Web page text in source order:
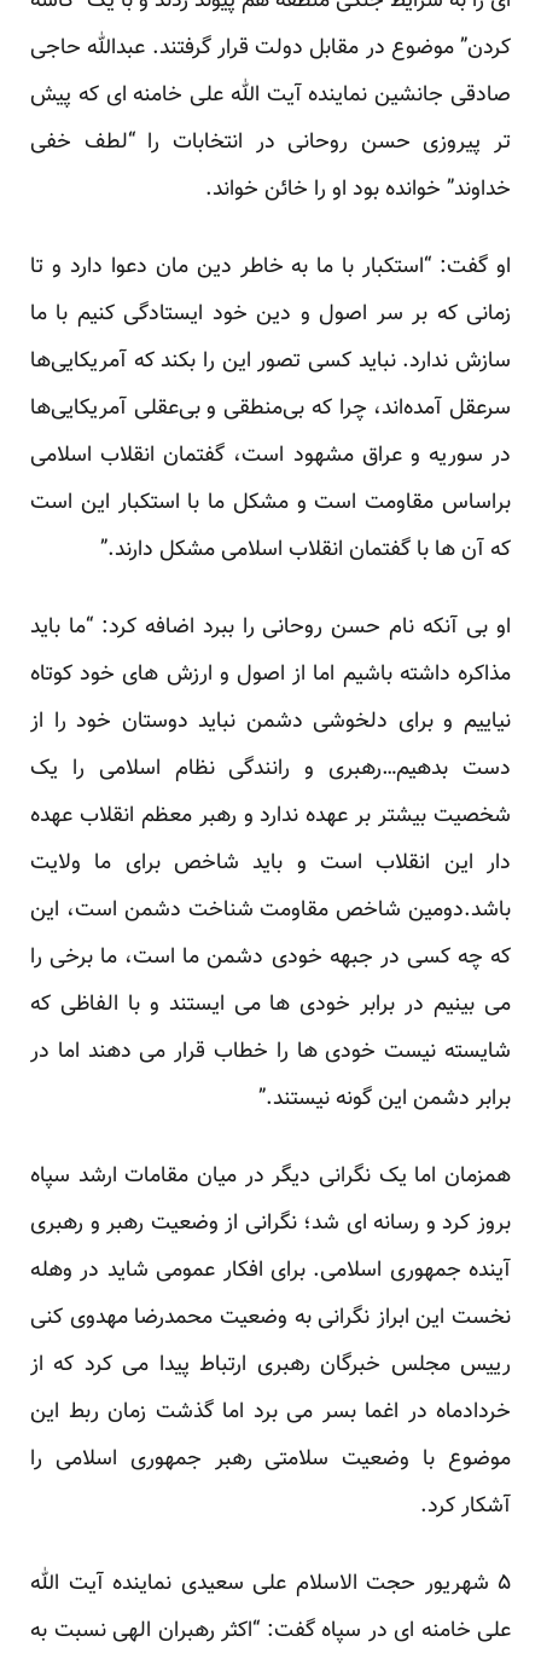
کردن” موضوع در مقابل دولت قرار گرفتند. عبدالله حاجی
صادقی جانشین نماینده آیت الله علی خامنه ای که پیش
تر پیروزی حسن روحانی در انتخابات را “لطف خفی
خداوند” خوانده بود او را خائن خواند.
او گفت: “استکبار با ما به خاطر دین مان دعوا دارد و تا
زمانی که بر سر اصول و دین خود ایستادگی کنیم با ما
سازش ندارد. نباید کسی تصور این را بکند که آمریکایی‌ها
سرعقل آمده‌اند، چرا که ‌بی‌منطقی و بی‌عقلی آمریکایی‌ها
‌در سوریه و عراق مشهود است، گفتمان انقلاب اسلامی
براساس مقاومت است و مشکل ما با استکبار این است
که آن ها با گفتمان انقلاب اسلامی مشکل دارند.”
او بی آنکه نام حسن روحانی را ببرد اضافه کرد: “ما باید
مذاکره داشته باشیم اما از اصول و ارزش های خود کوتاه
نیاییم و برای دلخوشی دشمن نباید دوستان خود را از
دست بدهیم…رهبری و رانندگی نظام اسلامی را یک
شخصیت بیشتر بر عهده ندارد و رهبر معظم انقلاب عهده
دار این انقلاب است و باید شاخص برای ما ولایت
باشد.دومین شاخص مقاومت شناخت دشمن است، این
که چه کسی در جبهه خودی دشمن ما است، ما برخی را
می بینیم در برابر خودی ها می ایستند و با الفاظی که
شایسته نیست خودی ها را خطاب قرار می دهند اما در
برابر دشمن این گونه نیستند.”
همزمان اما یک نگرانی دیگر در میان مقامات ارشد سپاه
بروز کرد و رسانه ای شد؛ نگرانی از وضعیت رهبر و رهبری
آینده جمهوری اسلامی. برای افکار عمومی شاید در وهله
نخست این ابراز نگرانی به وضعیت محمدرضا مهدوی کنی
رییس مجلس خبرگان رهبری ارتباط پیدا می کرد که از
خردادماه در اغما بسر می برد اما گذشت زمان ربط این
موضوع با وضعیت سلامتی رهبر جمهوری اسلامی را
آشکار کرد.
۵ شهریور حجت الاسلام علی سعیدی نماینده آیت الله
علی خامنه ای در سپاه گفت: “اکثر رهبران الهی نسبت به